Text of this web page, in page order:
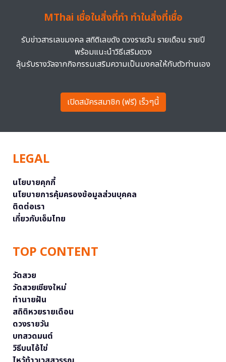
MThai เชื่อในสิ่งที่ทำ ทำในสิ่งที่เชื่อ
รับข่าวสารเลขมงคล สถิติเลขดัง ดวงรายวัน รายเดือน รายปี
พร้อมแนะนำวิธีเสริมดวง
ลุ้นรับรางวัลจากกิจกรรมเสริมความเป็นมงคลให้กับตัวท่านเอง
เปิดสมัครสมาชิก (ฟรี) เร็วๆนี้
LEGAL
นโยบายคุกกี้
นโยบายการคุ้มครองข้อมูลส่วนบุคคล
ติดต่อเรา
เกี่ยวกับเอ็มไทย
TOP CONTENT
วัดสวย
วัดสวยเชียงใหม่
ทำนายฝัน
สถิติหวยรายเดือน
ดวงรายวัน
บทสวดมนต์
วิธีบนไอ้ไข่